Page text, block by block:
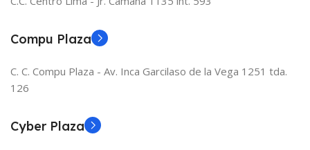
Compu Plaza
C. C. Compu Plaza - Av. Inca Garcilaso de la Vega 1251 tda.
126
Cyber Plaza